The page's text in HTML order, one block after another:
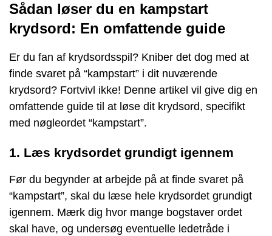
Sådan løser du en kampstart
krydsord: En omfattende guide
Er du fan af krydsordsspil? Kniber det dog med at
finde svaret på “kampstart” i dit nuværende
krydsord? Fortvivl ikke! Denne artikel vil give dig en
omfattende guide til at løse dit krydsord, specifikt
med nøgleordet “kampstart”.
1. Læs krydsordet grundigt igennem
Før du begynder at arbejde på at finde svaret på
“kampstart”, skal du læse hele krydsordet grundigt
igennem. Mærk dig hvor mange bogstaver ordet
skal have, og undersøg eventuelle ledetråde i